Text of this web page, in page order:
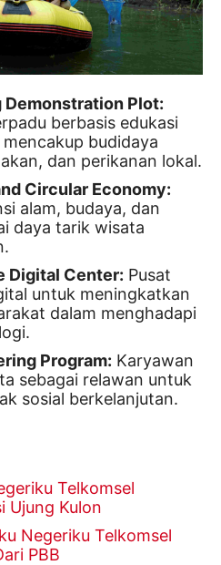
Demonstration Plot:
berbasis edukasi
budidaya
dan perikanan lokal.
Circular Economy:
alam, budaya, dan
daya tarik wisata
Digital Center: Pusat
untuk meningkatkan
dalam menghadapi
Program: Karyawan
sebagai relawan untuk
sosial berkelanjutan.
Telkomsel
Ujung Kulon
Negeriku Telkomsel
PBB